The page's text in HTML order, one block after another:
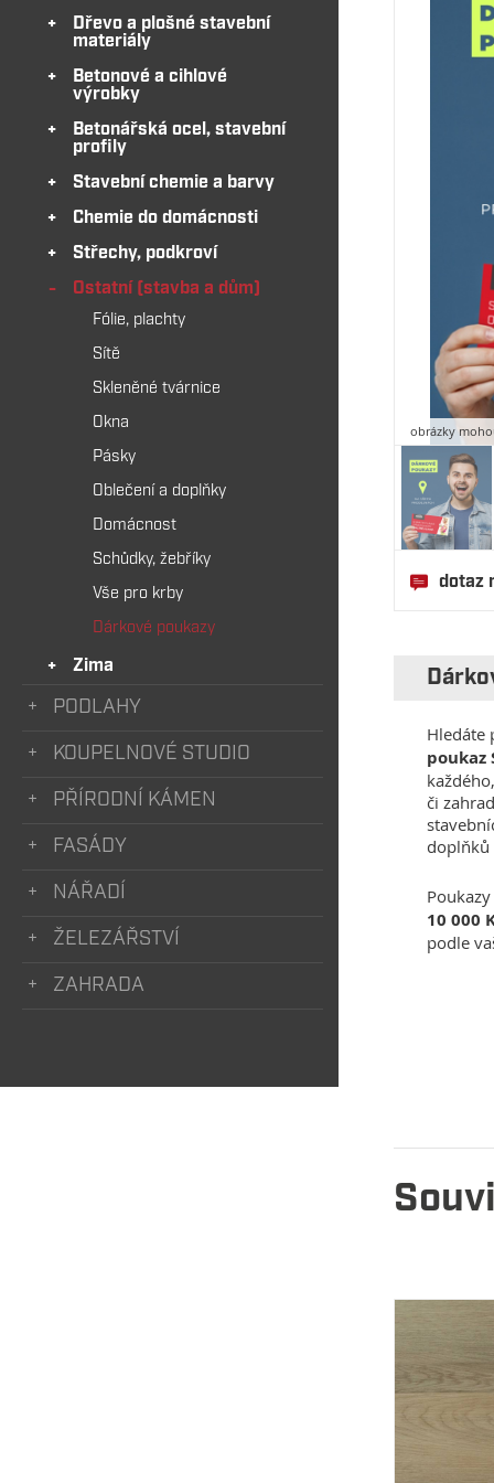
Dřevo a plošné stavební
materiály
Betonové a cihlové
výrobky
Betonářská ocel, stavební
profily
Stavební chemie a barvy
Chemie do domácnosti
Střechy, podkroví
Ostatní (stavba a dům)
Fólie, plachty
Sítě
Skleněné tvárnice
Okna
Pásky
Oblečení a doplňky
Domácnost
Schůdky, žebříky
Vše pro krby
Dárkové poukazy
Zima
PODLAHY
KOUPELNOVÉ STUDIO
PŘÍRODNÍ KÁMEN
FASÁDY
NÁŘADÍ
ŽELEZÁŘSTVÍ
ZAHRADA
obrázky
dotaz
Hledáte
poukaz
či
10 000
podle